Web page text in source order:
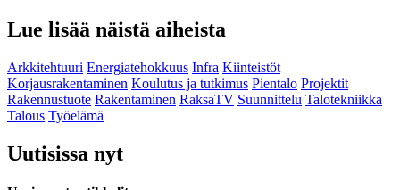
Lue lisää näistä aiheista
Arkkitehtuuri Energiatehokkuus Infra Kiinteistöt
Korjausrakentaminen Koulutus ja tutkimus Pientalo Projektit
Rakennustuote Rakentaminen RaksaTV Suunnittelu Talotekniikka
Talous Työelämä
Uutisissa nyt